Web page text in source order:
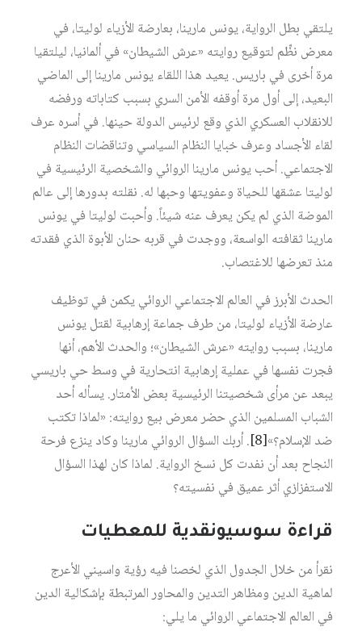
يلتقي بطل الرواية، يونس مارينا، بعارضة الأزياء لوليتا، في
معرض نظِّم لتوقيع روايته «عرش الشيطان» في ألمانيا، ليلتقيا
مرة أخرى في باريس. يعيد هذا اللقاء يونس مارينا إلى الماضي
البعيد، إلى أول مرة أوقفه الأمن السري بسبب كتاباته ورفضه
للانقلاب العسكري الذي وقع لرئيس الدولة حينها. في أسره عرف
لقاء الأجساد وعرف خبايا النظام السياسي وتناقضات النظام
الاجتماعي. أحب يونس مارينا الروائي والشخصية الرئيسية في
لوليتا عشقها للحياة وعفويتها وحبها له. نقلته بدورها إلى عالم
الموضة الذي لم يكن يعرف عنه شيئاً. وأحبت لوليتا في يونس
مارينا ثقافته الواسعة، ووجدت في قربه حنان الأبوة الذي فقدته
منذ تعرضها للاغتصاب.
الحدث الأبرز في العالم الاجتماعي الروائي يكمن في توظيف
عارضة الأزياء لوليتا، من طرف جماعة إرهابية لقتل يونس
مارينا، بسبب روايته «عرش الشيطان»؛ والحدث الأهم، أنها
فجرت نفسها في عملية إرهابية انتحارية في وسط حي باريسي
يبعد عن مرأى شخصيتنا الرئيسية بعض الأمتار. يسأله أحد
الشباب المسلمين الذي حضر معرض بيع روايته: «لماذا تكتب
ضد الإسلام؟»[8]
. أربك السؤال الروائي مارينا وكاد ينزع فرحة
النجاح بعد أن نفدت كل نسخ الرواية. لماذا كان لهذا السؤال
الاستفزازي أثر عميق في نفسيته؟
قراءة سوسيونقدية للمعطيات
نقرأ من خلال الجدول الذي لخصنا فيه رؤية واسيني الأعرج
لماهية الدين ومظاهر التدين والمحاور المرتبطة بإشكالية الدين
في العالم الاجتماعي الروائي ما يلي: